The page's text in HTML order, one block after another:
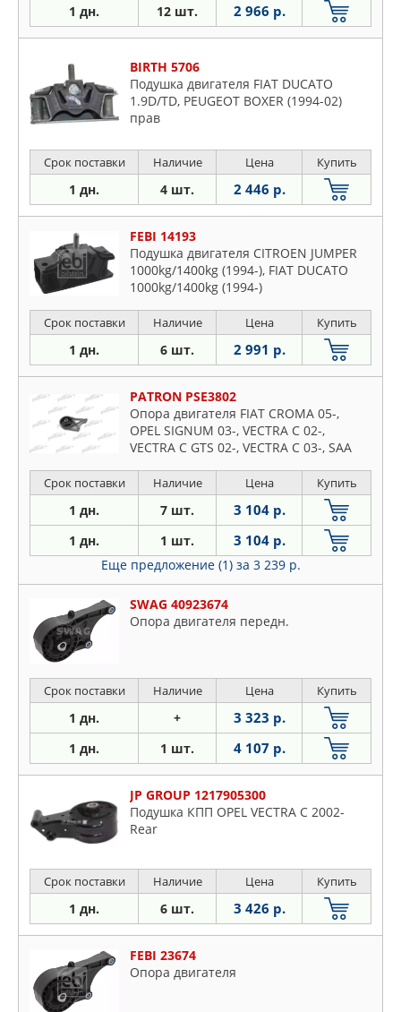
1 дн. 12 шт. 2 966 р.
BIRTH 5706
Подушка двигателя FIAT DUCATO
1.9D/TD, PEUGEOT BOXER (1994-02)
прав
Срок поставки Наличие Цена Купить
1 дн. 4 шт. 2 446 р.
FEBI 14193
Подушка двигателя CITROEN JUMPER
1000kg/1400kg (1994-), FIAT DUCATO
1000kg/1400kg (1994-)
Срок поставки Наличие Цена Купить
1 дн. 6 шт. 2 991 р.
PATRON PSE3802
Опора двигателя FIAT CROMA 05-,
OPEL SIGNUM 03-, VECTRA C 02-,
VECTRA C GTS 02-, VECTRA C 03-, SAA
Срок поставки Наличие Цена Купить
1 дн. 7 шт. 3 104 р.
1 дн. 1 шт. 3 104 р.
Еще предложение (1) за 3 239 р.
SWAG 40923674
Опора двигателя передн.
Срок поставки Наличие Цена Купить
1 дн. + 3 323 р.
1 дн. 1 шт. 4 107 р.
JP GROUP 1217905300
Подушка КПП OPEL VECTRA C 2002-
Rear
Срок поставки Наличие Цена Купить
1 дн. 6 шт. 3 426 р.
FEBI 23674
Опора двигателя